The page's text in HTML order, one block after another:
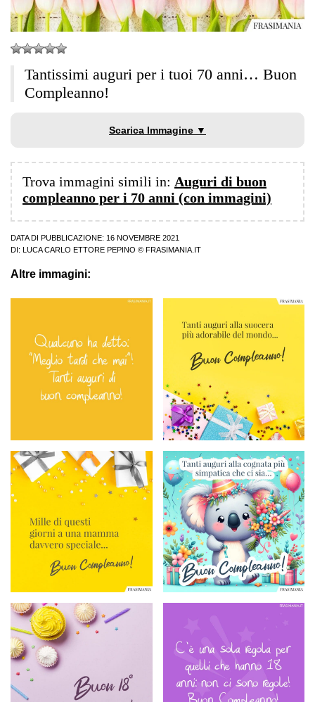
Tantissimi auguri per i tuoi 70 anni… Buon
Compleanno!
Scarica Immagine ▼
Trova immagini simili in: Auguri di buon
compleanno per i 70 anni (con immagini)
DATA DI PUBBLICAZIONE: 16 NOVEMBRE 2021
DI:
LUCA CARLO ETTORE PEPINO © FRASIMANIA.IT
Altre immagini: